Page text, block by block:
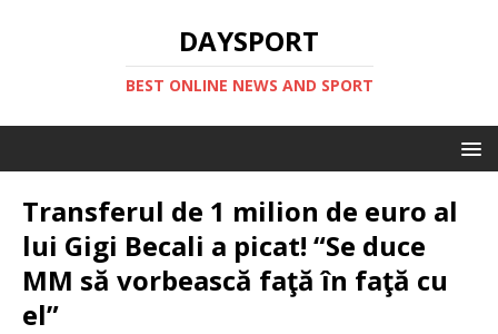
DAYSPORT
BEST ONLINE NEWS AND SPORT
Transferul de 1 milion de euro al
lui Gigi Becali a picat! “Se duce
MM să vorbească faţă în faţă cu
el”